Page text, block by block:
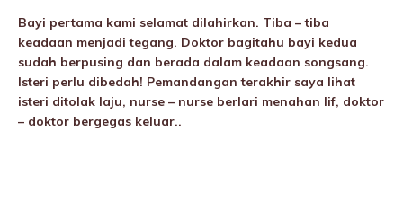
Bayi pertama kami selamat dilahirkan. Tiba – tiba
keadaan menjadi tegang. Doktor bagitahu bayi kedua
sudah berpusing dan berada dalam keadaan songsang.
Isteri perlu dibedah! Pemandangan terakhir saya lihat
isteri ditolak laju, nurse – nurse berlari menahan lif, doktor
– doktor bergegas keluar..